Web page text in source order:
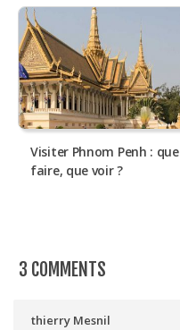
Visiter Phnom Penh : que
faire, que voir ?
3 COMMENTS
thierry Mesnil